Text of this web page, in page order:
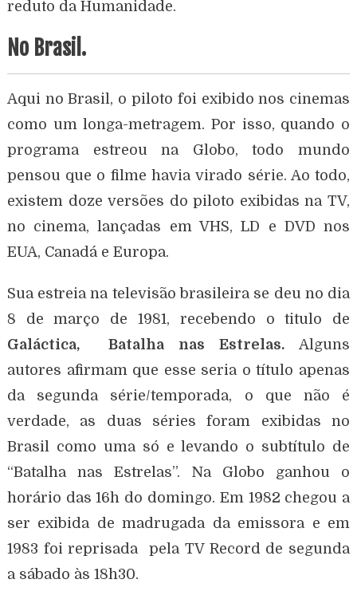
reduto da Humanidade.
No Brasil.
Aqui no Brasil, o piloto foi exibido nos cinemas
como um longa-metragem. Por isso, quando o
programa estreou na Globo, todo mundo
pensou que o filme havia virado série. Ao todo,
existem doze versões do piloto exibidas na TV,
no cinema, lançadas em VHS, LD e DVD nos
EUA, Canadá e Europa.
Sua estreia na televisão brasileira se deu no dia
8 de março de 1981, recebendo o titulo de
Galáctica, Batalha nas Estrelas. Alguns
autores afirmam que esse seria o título apenas
da segunda série/temporada, o que não é
verdade, as duas séries foram exibidas no
Brasil como uma só e levando o subtítulo de
“Batalha nas Estrelas”. Na Globo ganhou o
horário das 16h do domingo. Em 1982 chegou a
ser exibida de madrugada da emissora e em
1983 foi reprisada pela TV Record de segunda
a sábado às 18h30.